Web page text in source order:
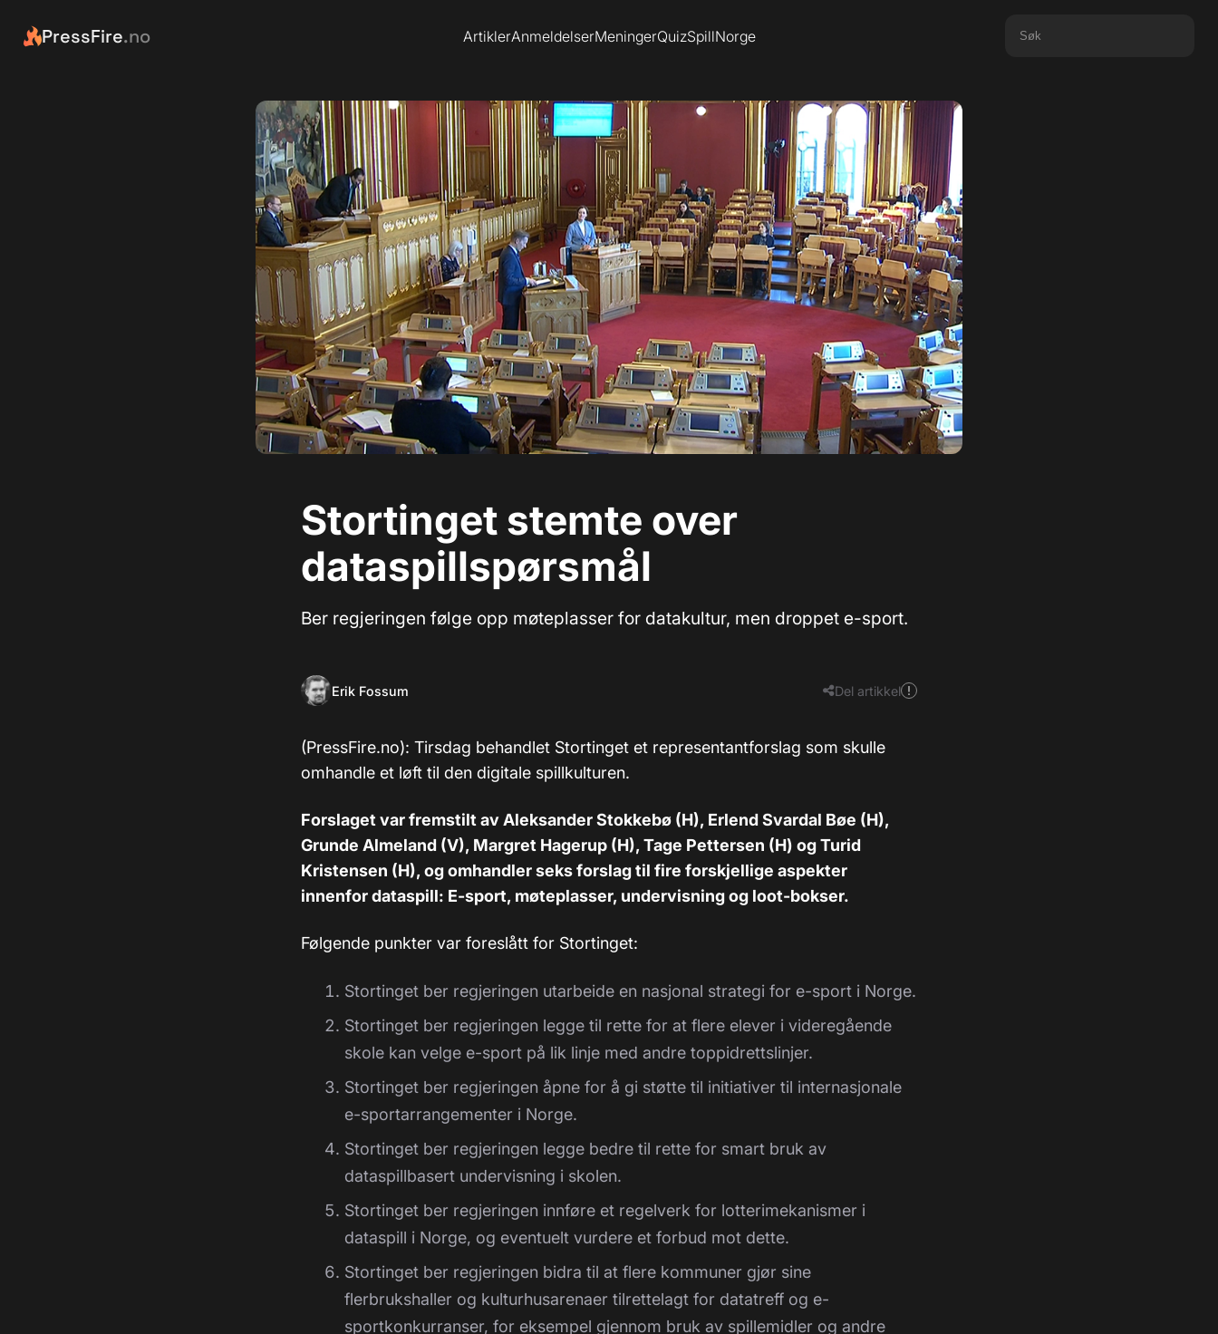
PressFire.no ArtiklerAnmeldelserMeningerQuizSpillNorge
Stortinget stemte over
dataspillspørsmål
Ber regjeringen følge opp møteplasser for datakultur, men droppet e-sport.
Erik Fossum Del artikkel
(PressFire.no): Tirsdag behandlet Stortinget et representantforslag som skulle
omhandle et løft til den digitale spillkulturen.
Forslaget var fremstilt av Aleksander Stokkebø (H), Erlend Svardal Bøe (H),
Grunde Almeland (V), Margret Hagerup (H), Tage Pettersen (H) og Turid
Kristensen (H), og omhandler seks forslag til fire forskjellige aspekter
innenfor dataspill: E-sport, møteplasser, undervisning og loot-bokser.
Følgende punkter var foreslått for Stortinget:
Stortinget ber regjeringen utarbeide en nasjonal strategi for e-sport i Norge.
Stortinget ber regjeringen legge til rette for at flere elever i videregående
skole kan velge e-sport på lik linje med andre toppidrettslinjer.
Stortinget ber regjeringen åpne for å gi støtte til initiativer til internasjonale
e-sportarrangementer i Norge.
Stortinget ber regjeringen legge bedre til rette for smart bruk av
dataspillbasert undervisning i skolen.
Stortinget ber regjeringen innføre et regelverk for lotterimekanismer i
dataspill i Norge, og eventuelt vurdere et forbud mot dette.
Stortinget ber regjeringen bidra til at flere kommuner gjør sine
flerbrukshaller og kulturhusarenaer tilrettelagt for datatreff og e-
sportkonkurranser, for eksempel gjennom bruk av spillemidler og andre